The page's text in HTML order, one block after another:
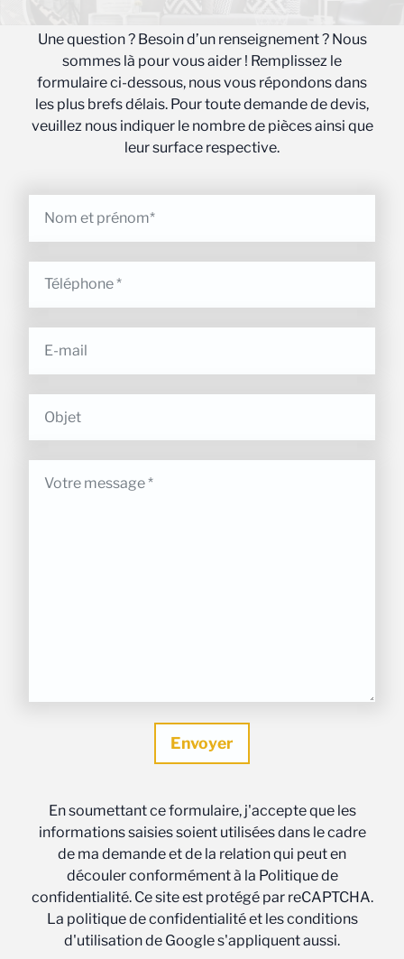
Une question ? Besoin d’un renseignement ? Nous
sommes là pour vous aider ! Remplissez le
formulaire ci-dessous, nous vous répondons dans
les plus brefs délais. Pour toute demande de devis,
veuillez nous indiquer le nombre de pièces ainsi que
leur surface respective.
En soumettant ce formulaire, j'accepte que les
informations saisies soient utilisées dans le cadre
de ma demande et de la relation qui peut en
découler conformément à la Politique de
confidentialité. Ce site est protégé par reCAPTCHA.
La politique de confidentialité et les conditions
d'utilisation de Google s'appliquent aussi.